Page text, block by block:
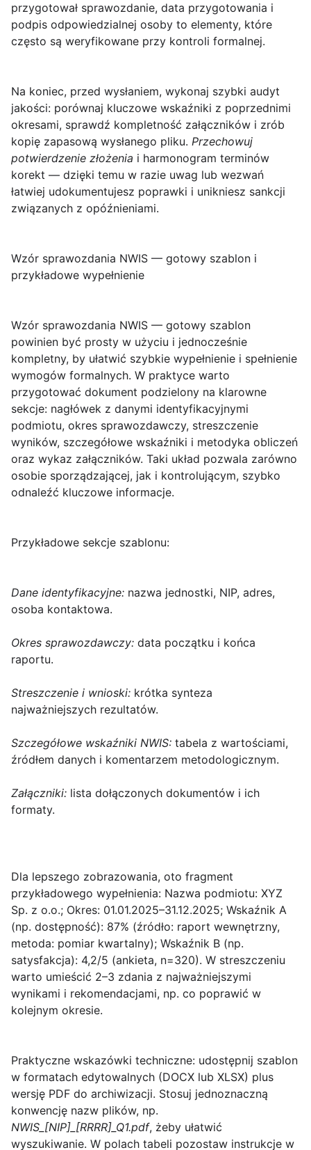
przygotował sprawozdanie, data przygotowania i
podpis odpowiedzialnej osoby to elementy, które
często są weryfikowane przy kontroli formalnej.
Na koniec, przed wysłaniem, wykonaj szybki audyt
jakości: porównaj kluczowe wskaźniki z poprzednimi
okresami, sprawdź kompletność załączników i zrób
kopię zapasową wysłanego pliku. Przechowuj
potwierdzenie złożenia i harmonogram terminów
korekt — dzięki temu w razie uwag lub wezwań
łatwiej udokumentujesz poprawki i unikniesz sankcji
związanych z opóźnieniami.
Wzór sprawozdania NWIS — gotowy szablon i
przykładowe wypełnienie
Wzór sprawozdania NWIS — gotowy szablon
powinien być prosty w użyciu i jednocześnie
kompletny, by ułatwić szybkie wypełnienie i spełnienie
wymogów formalnych. W praktyce warto
przygotować dokument podzielony na klarowne
sekcje: nagłówek z danymi identyfikacyjnymi
podmiotu, okres sprawozdawczy, streszczenie
wyników, szczegółowe wskaźniki i metodyka obliczeń
oraz wykaz załączników. Taki układ pozwala zarówno
osobie sporządzającej, jak i kontrolującym, szybko
odnaleźć kluczowe informacje.
Przykładowe sekcje szablonu:
Dane identyfikacyjne: nazwa jednostki, NIP, adres,
osoba kontaktowa.
Okres sprawozdawczy: data początku i końca
raportu.
Streszczenie i wnioski: krótka synteza
najważniejszych rezultatów.
Szczegółowe wskaźniki NWIS: tabela z wartościami,
źródłem danych i komentarzem metodologicznym.
Załączniki: lista dołączonych dokumentów i ich
formaty.
Dla lepszego zobrazowania, oto fragment
przykładowego wypełnienia: Nazwa podmiotu: XYZ
Sp. z o.o.; Okres: 01.01.2025–31.12.2025; Wskaźnik A
(np. dostępność): 87% (źródło: raport wewnętrzny,
metoda: pomiar kwartalny); Wskaźnik B (np.
satysfakcja): 4,2/5 (ankieta, n=320). W streszczeniu
warto umieścić 2–3 zdania z najważniejszymi
wynikami i rekomendacjami, np. co poprawić w
kolejnym okresie.
Praktyczne wskazówki techniczne: udostępnij szablon
w formatach edytowalnych (DOCX lub XLSX) plus
wersję PDF do archiwizacji. Stosuj jednoznaczną
konwencję nazw plików, np.
NWIS_[NIP]_[RRRR]_Q1.pdf, żeby ułatwić
wyszukiwanie. W polach tabeli pozostaw instrukcje w